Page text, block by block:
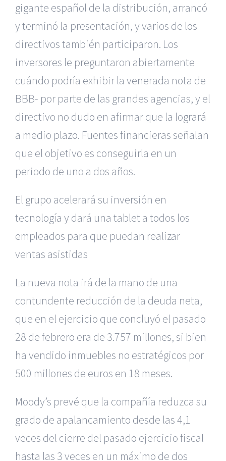
gigante español de la distribución, arrancó
y terminó la presentación, y varios de los
directivos también participaron. Los
inversores le preguntaron abiertamente
cuándo podría exhibir la venerada nota de
BBB- por parte de las grandes agencias, y el
directivo no dudo en afirmar que la logrará
a medio plazo. Fuentes financieras señalan
que el objetivo es conseguirla en un
periodo de uno a dos años.
El grupo acelerará su inversión en
tecnología y dará una tablet a todos los
empleados para que puedan realizar
ventas asistidas
La nueva nota irá de la mano de una
contundente reducción de la deuda neta,
que en el ejercicio que concluyó el pasado
28 de febrero era de 3.757 millones, si bien
ha vendido inmuebles no estratégicos por
500 millones de euros en 18 meses.
Moody’s prevé que la compañía reduzca su
grado de apalancamiento desde las 4,1
veces del cierre del pasado ejercicio fiscal
hasta las 3 veces en un máximo de dos